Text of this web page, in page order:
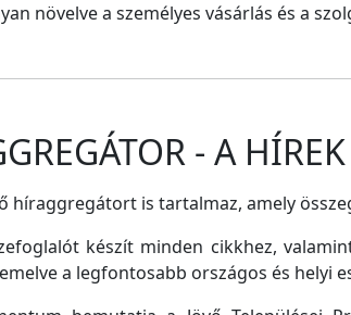
növelve a személyes vásárlás és a
- A HÍREK
híraggregátort is tartalmaz, amely
készít minden cikkhez,
a legfontosabb országos és helyi